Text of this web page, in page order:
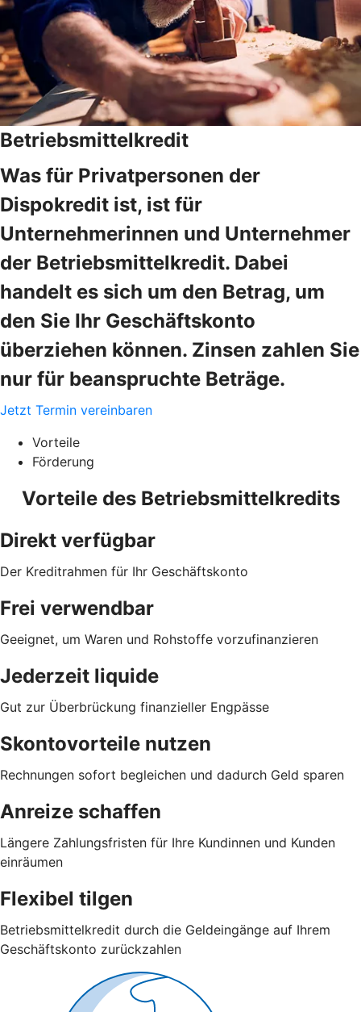
Betriebsmittelkredit
Was für Privatpersonen der
Dispokredit ist, ist für
Unternehmerinnen und Unternehmer
der Betriebsmittelkredit. Dabei
handelt es sich um den Betrag, um
den Sie Ihr Geschäftskonto
überziehen können. Zinsen zahlen Sie
nur für beanspruchte Beträge.
Jetzt Termin vereinbaren
Vorteile
Förderung
Vorteile des Betriebsmittelkredits
Direkt verfügbar
Der Kreditrahmen für Ihr Geschäftskonto
Frei verwendbar
Geeignet, um Waren und Rohstoffe vorzufinanzieren
Jederzeit liquide
Gut zur Überbrückung finanzieller Engpässe
Skontovorteile nutzen
Rechnungen sofort begleichen und dadurch Geld sparen
Anreize schaffen
Längere Zahlungsfristen für Ihre Kundinnen und Kunden
einräumen
Flexibel tilgen
Betriebsmittelkredit durch die Geldeingänge auf Ihrem
Geschäftskonto zurückzahlen